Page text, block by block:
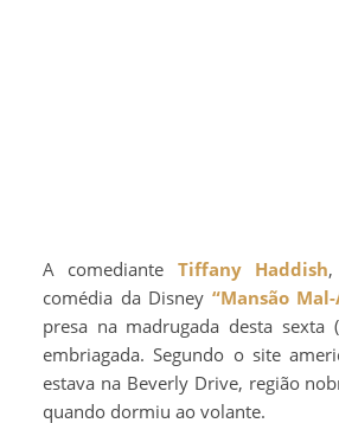
A comediante Tiffany Haddish
comédia da Disney “Mansão
presa na madrugada desta
embriagada. Segundo o site
estava na Beverly Drive, região
quando dormiu ao volante.